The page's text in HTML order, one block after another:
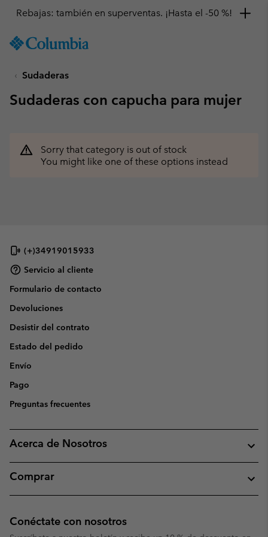
TO
SKIP
MAIN
TO
SEARCH
Rebajas: también en superventas. ¡Hasta el -50 %!
Sudaderas
Sudaderas con capucha para mujer
Sorry that category is out of stock
You might like one of these options instead
(+)34919015933
Servicio al cliente
Formulario de contacto
Devoluciones
Desistir del contrato
Estado del pedido
Envío
Pago
Preguntas frecuentes
Acerca de Nosotros
Comprar
Conéctate con nosotros